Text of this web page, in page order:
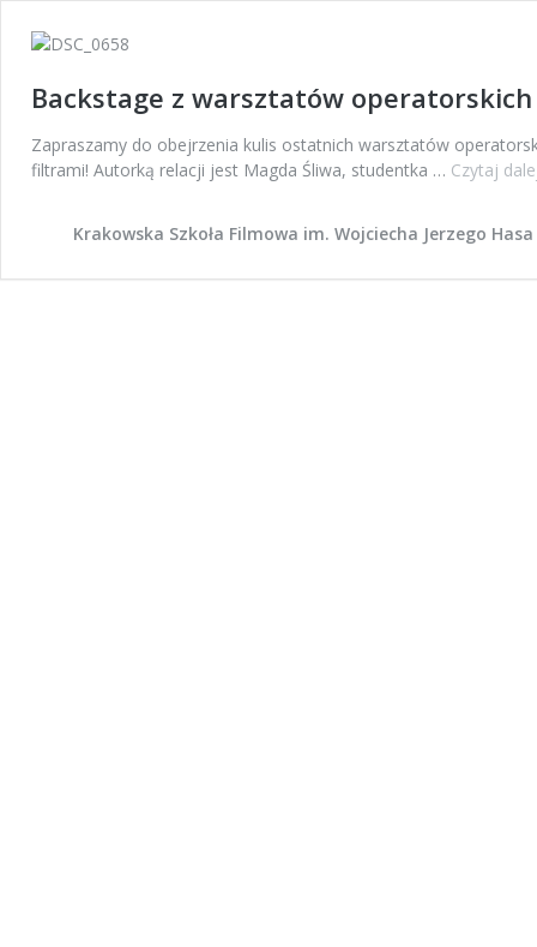
Backstage z warsztatów operatorskich
Zapraszamy do obejrzenia kulis ostatnich warsztatów
filtrami! Autorką relacji jest Magda Śliwa, studentka … Czytaj
Krakowska Szkoła Filmowa im. Wojciecha Jerzego Hasa